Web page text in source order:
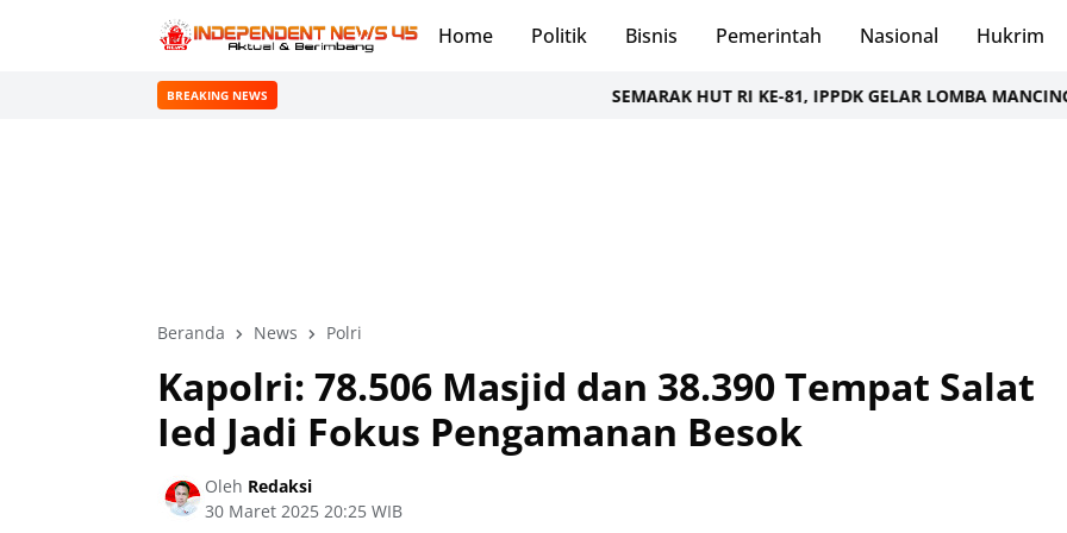
Home Politik Bisnis Pemerintah Nasional Hukrim
BREAKING NEWS SEMARAK HUT RI KE-81, IPPDK GELAR LOMBA MANCING
Beranda News Polri
Kapolri: 78.506 Masjid dan 38.390 Tempat Salat
Ied Jadi Fokus Pengamanan Besok
Oleh Redaksi
30 Maret 2025 20:25 WIB